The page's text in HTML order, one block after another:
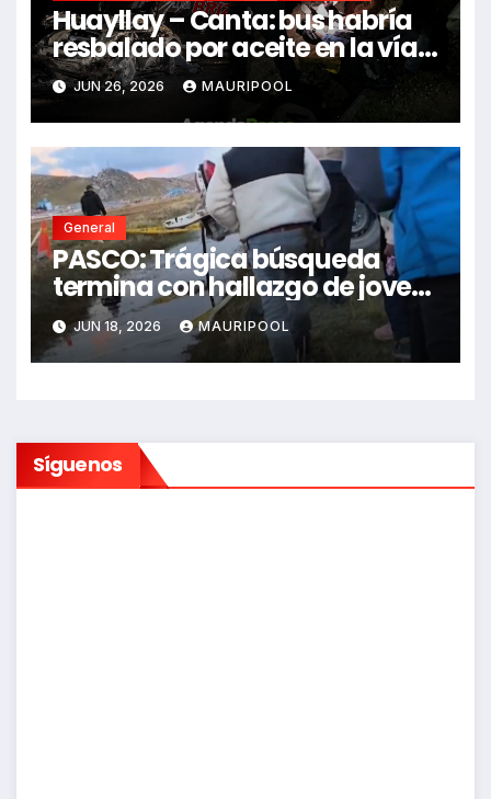
Huayllay – Canta: bus habría
resbalado por aceite en la vía e
impactó auto siniestrado
dejando dos fallecidos
JUN 26, 2026 MAURIPOOL
General
PASCO: Trágica búsqueda
termina con hallazgo de joven
sin vida en Rancas
JUN 18, 2026 MAURIPOOL
Síguenos